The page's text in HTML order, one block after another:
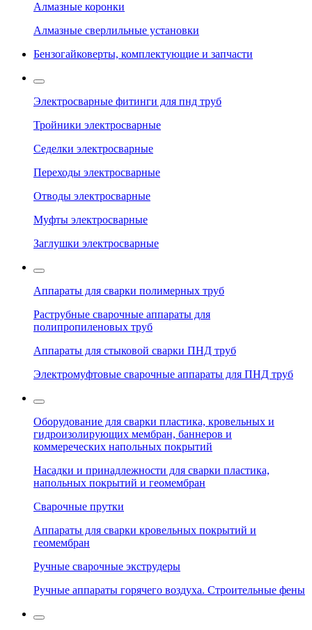
Алмазные коронки
Алмазные сверлильные установки
Бензогайковерты, комплектующие и запчасти
Электросварные фитинги для пнд труб
Тройники электросварные
Седелки электросварные
Переходы электросварные
Отводы электросварные
Муфты электросварные
Заглушки электросварные
Аппараты для сварки полимерных труб
Раструбные сварочные аппараты для
полипропиленовых труб
Аппараты для стыковой сварки ПНД труб
Электромуфтовые сварочные аппараты для ПНД труб
Оборудование для сварки пластика, кровельных и
гидроизолирующих мембран, баннеров и
коммереческих напольных покрытий
Насадки и принадлежности для сварки пластика,
напольных покрытий и геомембран
Сварочные прутки
Аппараты для сварки кровельных покрытий и
геомембран
Ручные сварочные экструдеры
Ручные аппараты горячего воздуха. Строительные фены